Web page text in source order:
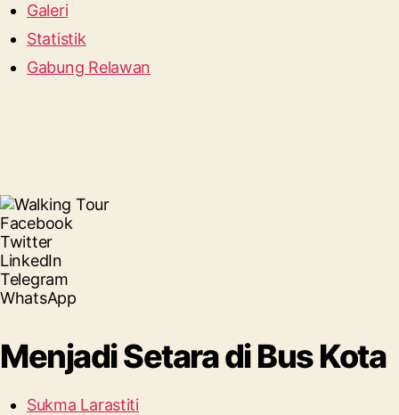
Galeri
Statistik
Gabung Relawan
Facebook
Twitter
LinkedIn
Telegram
WhatsApp
Menjadi Setara di Bus Kota
Sukma Larastiti